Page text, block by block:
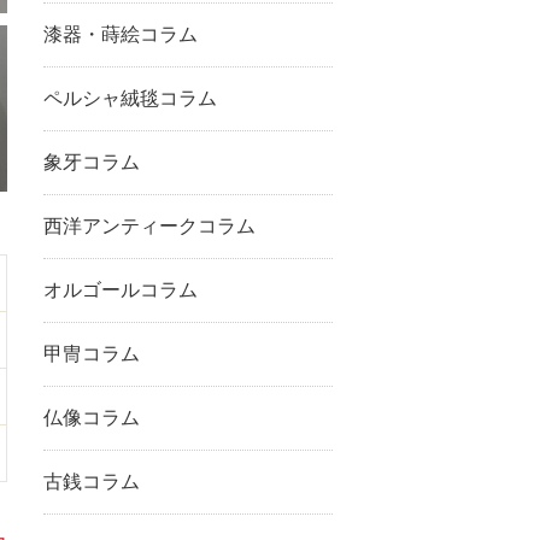
漆器・蒔絵コラム
ペルシャ絨毯コラム
象牙コラム
西洋アンティークコラム
オルゴールコラム
甲冑コラム
仏像コラム
古銭コラム